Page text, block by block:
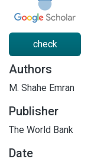
check
Authors
M. Shahe Emran
Publisher
The World Bank
Date